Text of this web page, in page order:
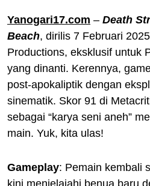
Yanogari17.com – Death
Beach, dirilis 7 Februari
Productions, eksklusif untuk
yang dinanti. Kerennya,
post-apokaliptik dengan
sinematik. Skor 91 di
sebagai “karya seni aneh”
main. Yuk, kita ulas!
Gameplay: Pemain kembali